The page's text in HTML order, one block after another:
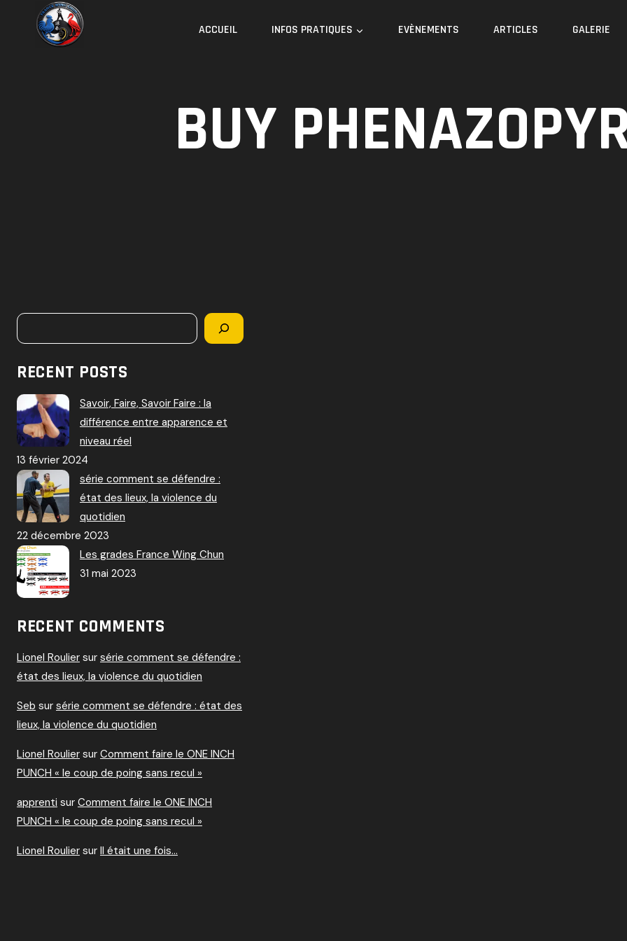
ACCUEIL INFOS PRATIQUES EVÈNEMENTS ARTICLES GALERIE
BUY
Rechercher
RECENT POSTS
Savoir, Faire, Savoir Faire : la
différence entre apparence et
niveau réel
13 février 2024
série comment se défendre :
état des lieux, la violence du
quotidien
22 décembre 2023
Les grades France Wing Chun
31 mai 2023
RECENT COMMENTS
Lionel Roulier sur série comment se défendre :
état des lieux, la violence du quotidien
Seb sur série comment se défendre : état des
lieux, la violence du quotidien
Lionel Roulier sur Comment faire le ONE INCH
PUNCH « le coup de poing sans recul »
apprenti sur Comment faire le ONE INCH
PUNCH « le coup de poing sans recul »
Lionel Roulier sur Il était une fois…